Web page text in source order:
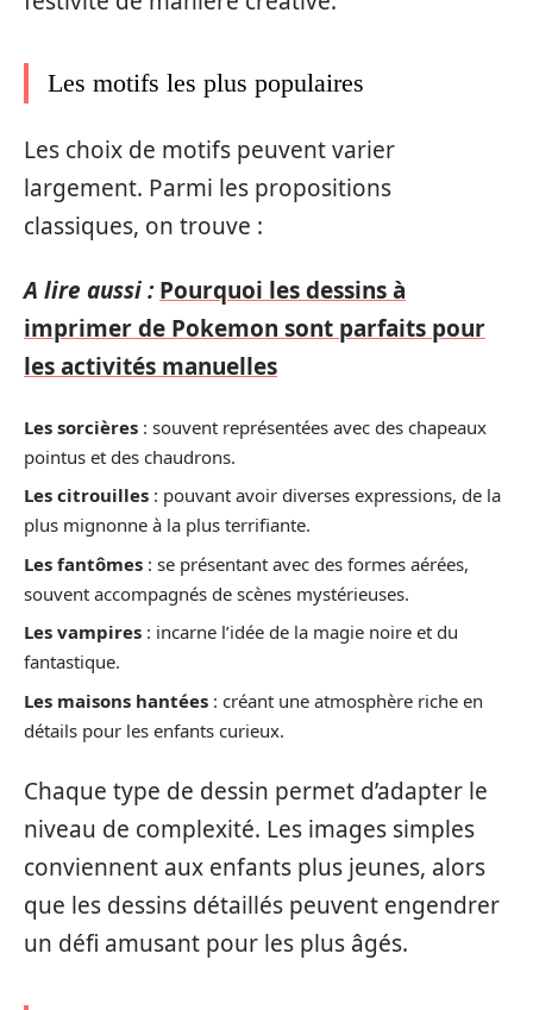
Les motifs les plus populaires
Les choix de motifs peuvent varier
largement. Parmi les propositions
classiques, on trouve :
A lire aussi : Pourquoi les dessins à
imprimer de Pokemon sont parfaits pour
les activités manuelles
Les sorcières : souvent représentées avec des chapeaux
pointus et des chaudrons.
Les citrouilles : pouvant avoir diverses expressions, de la
plus mignonne à la plus terrifiante.
Les fantômes : se présentant avec des formes aérées,
souvent accompagnés de scènes mystérieuses.
Les vampires : incarne l’idée de la magie noire et du
fantastique.
Les maisons hantées : créant une atmosphère riche en
détails pour les enfants curieux.
Chaque type de dessin permet d’adapter le
niveau de complexité. Les images simples
conviennent aux enfants plus jeunes, alors
que les dessins détaillés peuvent engendrer
un défi amusant pour les plus âgés.